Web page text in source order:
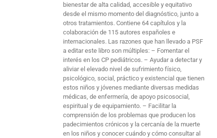
bienestar de alta calidad, accesible y equitativo
desde el mismo momento del diagnóstico, junto a
otros tratamientos. Contiene 64 capítulos y la
colaboración de 115 autores españoles e
internacionales. Las razones que han llevado a PSF
a editar este libro son múltiples: – Fomentar el
interés en los CP pediátricos. – Ayudar a detectar y
aliviar el elevado nivel de sufrimiento físico,
psicológico, social, práctico y existencial que tienen
estos niños y jóvenes mediante diversas medidas
médicas, de enfermería, de apoyo psicosocial,
espiritual y de equipamiento. – Facilitar la
comprensión de los problemas que producen los
padecimientos crónicos y la cercanía de la muerte
en los niños y conocer cuándo y cómo consultar al